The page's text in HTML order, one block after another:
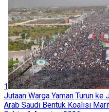
1
Jutaan Warga Yaman Turun
Arab Saudi Bentuk Koalisi